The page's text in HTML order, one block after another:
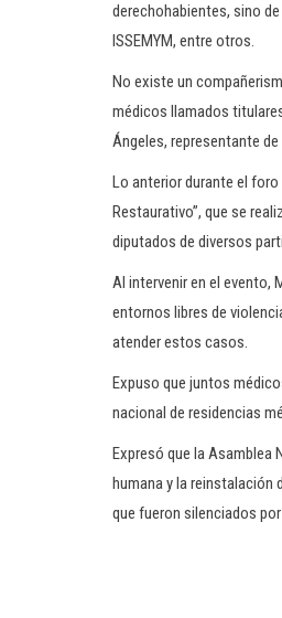
derechohabientes, sino
ISSEMYM, entre otros.
No existe un
médicos llamados
Ángeles, representante
Lo anterior durante el foro
Restaurativo”, que se
diputados de diversos
Al intervenir en el evento,
entornos libres de
atender estos casos.
Expuso que juntos
nacional de residencias
Expresó que la Asamblea
humana y la reinstalación
que fueron silenciados